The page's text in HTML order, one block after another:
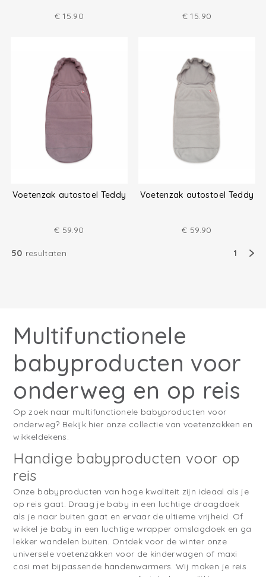
€ 15.90 € 15.90
Voetenzak autostoel Teddy
€ 59.90
Voetenzak autostoel Teddy
€ 59.90
50 resultaten 1
Multifunctionele
babyproducten voor
onderweg en op reis
Op zoek naar multifunctionele babyproducten voor
onderweg? Bekijk hier onze collectie van voetenzakken en
wikkeldekens.
Handige babyproducten voor op
reis
Onze babyproducten van hoge kwaliteit zijn ideaal als je
op reis gaat. Draag je baby in een luchtige draagdoek
als je naar buiten gaat en ervaar de ultieme vrijheid. Of
wikkel je baby in een luchtige wrapper omslagdoek en ga
lekker wandelen buiten. Ontdek voor de winter onze
universele voetenzakken voor de kinderwagen of maxi
cosi met bijpassende handenwarmers. Wij maken je reis